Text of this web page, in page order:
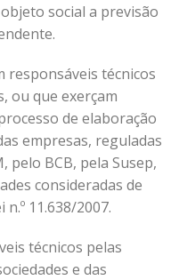
social a previsão
responsáveis técnicos
ou que exerçam
de elaboração
empresas, reguladas
pelo BCB, pela Susep,
consideradas de
11.638/2007.
técnicos pelas
e das